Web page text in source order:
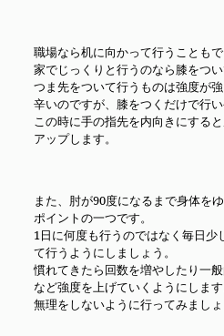
職場なら机に向かって行うこともで
家でじっくりと行うのなら膝をつい
つま先をついて行うものは強度が
辛いのですが、膝をつくだけで行い
この時に手の指先を内向きにする
アップします。
また、肘が90度になるまで身体を
ポイントの一つです。
1日に何度も行うのではなく毎日少
て行うようにしましょう。
慣れてきたら回数を増やしたり一
など強度を上げていくようにします
無理をしないように行ってみましょ